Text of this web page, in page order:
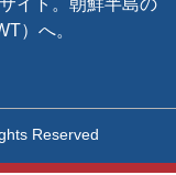
）へ。
Reserved